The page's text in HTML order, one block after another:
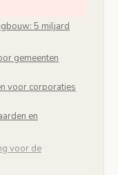
5 miljard
gemeenten
voor corporaties
en
voor de